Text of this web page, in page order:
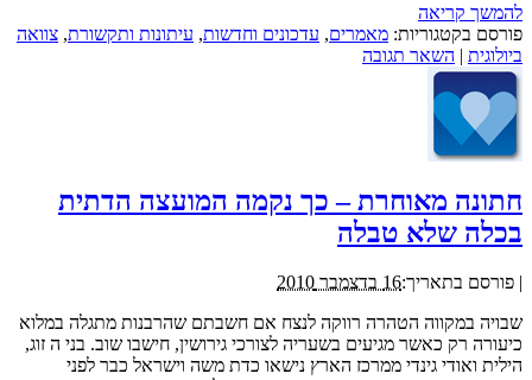
להמשך קריאה
פורסם בקטגוריות: מאמרים, עדכונים וחדשות, עיתונות ותקשורת, צוואה
ביולוגית | השאר תגובה
חתונה מאוחרת – כך נקמה המועצה הדתית
בכלה שלא טבלה
פורסם בתאריך:16 בדצמבר 2010
שבויה במקווה הטהרה רווקה לנצח אם חשבתם שהרבנות מתגלה במלוא
כיעורה רק כאשר מגיעים בשעריה לצורכי גירושין, חישבו שוב. בני ה זוג,
הילית ואודי גינדי ממרכז הארץ נישאו כדת משה וישראל כבר לפני